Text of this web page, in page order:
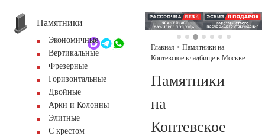
+7 (495) 518-44-23
Обратный звонок
Памятники
Экономичные
Вертикальные
Фрезерные
Горизонтальные
Двойные
Арки и Колонны
Элитные
С крестом
Главная > Памятники на
Коптевское кладбище в Москве
Памятники
на
Коптевское